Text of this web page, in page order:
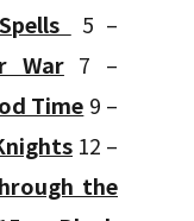
5 –
War7 –
Time 9 –
12 –
the